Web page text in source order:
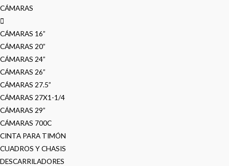
CÁMARAS
CÁMARAS 16”
CÁMARAS 20”
CÁMARAS 24”
CÁMARAS 26”
CÁMARAS 27.5”
CÁMARAS 27X1-1/4
CÁMARAS 29”
CÁMARAS 700C
CINTA PARA TIMÓN
CUADROS Y CHASIS
DESCARRILADORES